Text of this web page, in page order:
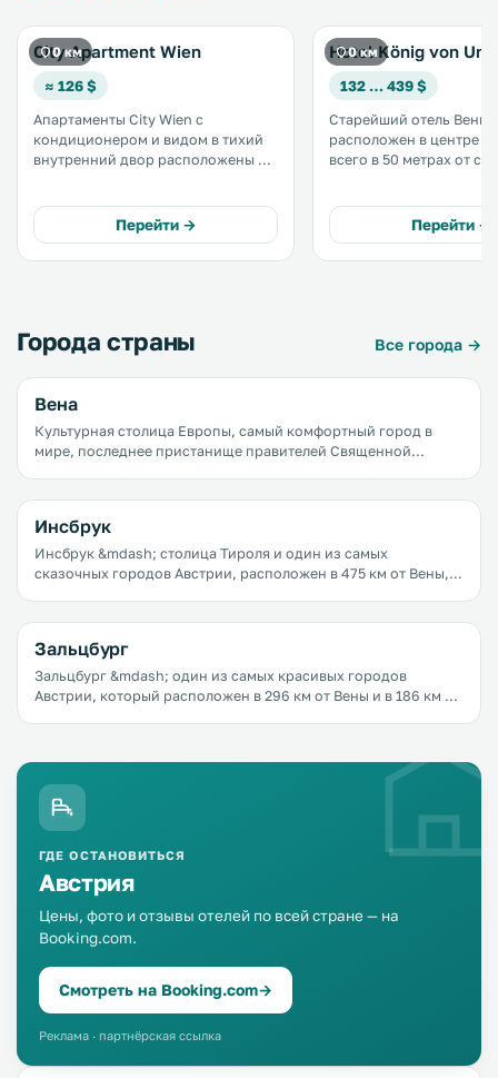
0 км
City Apartment Wien
≈ 126 $
Апартаменты City Wien с
кондиционером и видом в тихий
внутренний двор расположены в
Вены, всего в 200 метрах от
собора Святого Стефана и в 300
метрах от улицы Грабен. .
Перейти →
0 км
Hotel König von
132 … 439 $
Старейший отель Вены
расположен в центре
всего в 50 метрах от
услугам гостей
Перейти →
Города страны Все города →
Вена
Культурная столица Европы, самый комфортный город в
мире, последнее пристанище правителей Священной
оперы, прекрасные парки и сады, рестораны и кафе, в
которых готовят потрясающие блюда венской кухни.
Инсбрук
Инсбрук &mdash; столица Тироля и один из самых
сказочных городов Австрии, расположен в 475 км от Вены, в
Зальцбург
Зальцбург &mdash; один из самых красивых городов
Австрии, который расположен в 296 км от Вены и в 186 км от
ГДЕ ОСТАНОВИТЬСЯ
Австрия
Цены, фото и отзывы отелей по всей стране — на
Booking.com.
Смотреть на Booking.com→
Реклама · партнёрская ссылка